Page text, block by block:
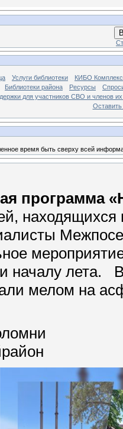
Услуги библиотеки
КИБО
Библиотеки района Ресурсы
для участников СВО и членов
Оставить
время быть сверху всей
программа
началу лета.
мелом на